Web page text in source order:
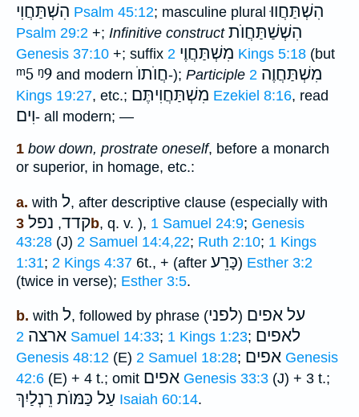
הִשְׁתַּחֲוִי Psalm 45:12; masculine pluralהִשְׁתַּחֲווּ
Psalm 29:2 +; Infinitive construct הִשְׁשַׁתַּחֲוֺת
Genesis 37:10 +; suffix מִשְׁתַּחֲוֶי 2 Kings 5:18 (but
ᵐ5 ᵑ9 and modern חֲוֺתוֺ-); Participle מִשְׁתַּחֲוֶה 2
Kings 19:27, etc.; מִשְׁתַּחֲוִיתֶּם Ezekiel 8:16, read
וִים- all modern; —
1 bow down, prostrate oneself, before a monarch
or superior, in homage, etc.:
a. with ל, after descriptive clause (especially with
קדד, נפל 3b, q. v. ), 1 Samuel 24:9; Genesis
43:28 (J) 2 Samuel 14:4,22; Ruth 2:10; 1 Kings
1:31; 2 Kings 4:37 6t., + (after כָּרֵע) Esther 3:2
(twice in verse); Esther 3:5.
b. with ל, followed by phrase (לפני) על אפים
ארצה 2 Samuel 14:33; 1 Kings 1:23; לאפים
Genesis 48:12 (E) 2 Samuel 18:28; אפים Genesis
42:6 (E) + 4 t.; omit אפים Genesis 33:3 (J) + 3 t.;
עַל כַּמּוֺת רֵנְלַיִךְ Isaiah 60:14.